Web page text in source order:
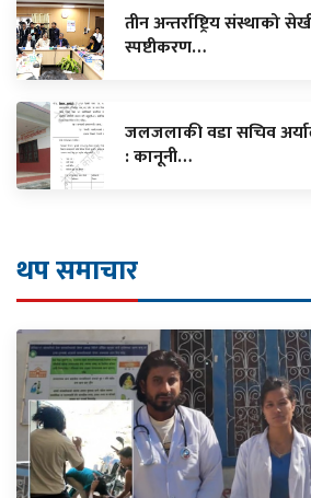
तीन अन्तर्राष्ट्रिय संस्थाको
स्पष्टीकरण…
जलजलाकी वडा सचिव
: कानूनी…
थप समाचार